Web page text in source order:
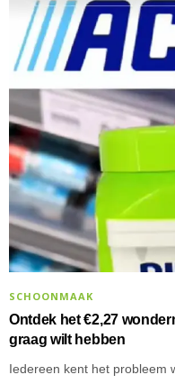
SCHOONMAAK
Ontdek het €2,27
graag wilt hebben
Iedereen kent het probleem